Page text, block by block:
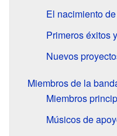
El nacimiento
Primeros éxitos
Nuevos
Miembros de la
Miembros
Músicos de